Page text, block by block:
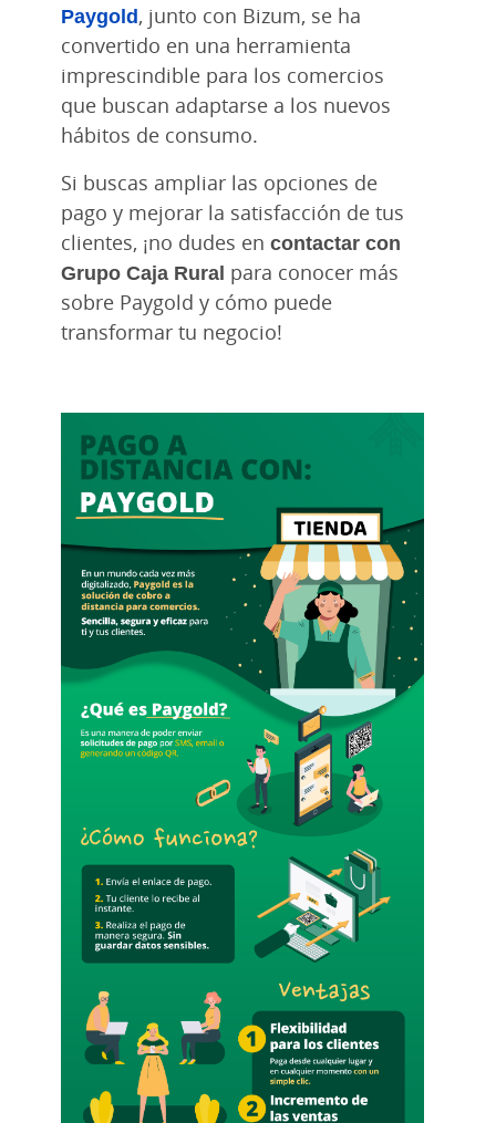
Paygold, junto con Bizum, se ha
convertido en una herramienta
imprescindible para los comercios
que buscan adaptarse a los nuevos
hábitos de consumo.
Si buscas ampliar las opciones de
pago y mejorar la satisfacción de tus
clientes, ¡no dudes en contactar con
Grupo Caja Rural para conocer más
sobre Paygold y cómo puede
transformar tu negocio!